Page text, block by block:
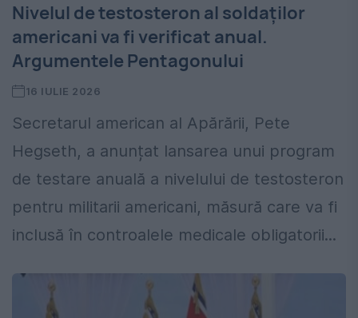
Nivelul de testosteron al soldaților
americani va fi verificat anual.
Argumentele Pentagonului
16 IULIE 2026
Secretarul american al Apărării, Pete
Hegseth, a anunțat lansarea unui program
de testare anuală a nivelului de testosteron
pentru militarii americani, măsură care va fi
inclusă în controalele medicale obligatorii...